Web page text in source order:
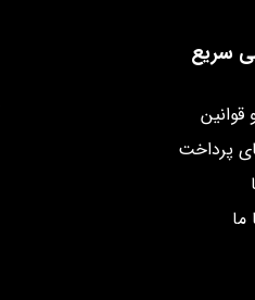
سریع
پرداخت
ما